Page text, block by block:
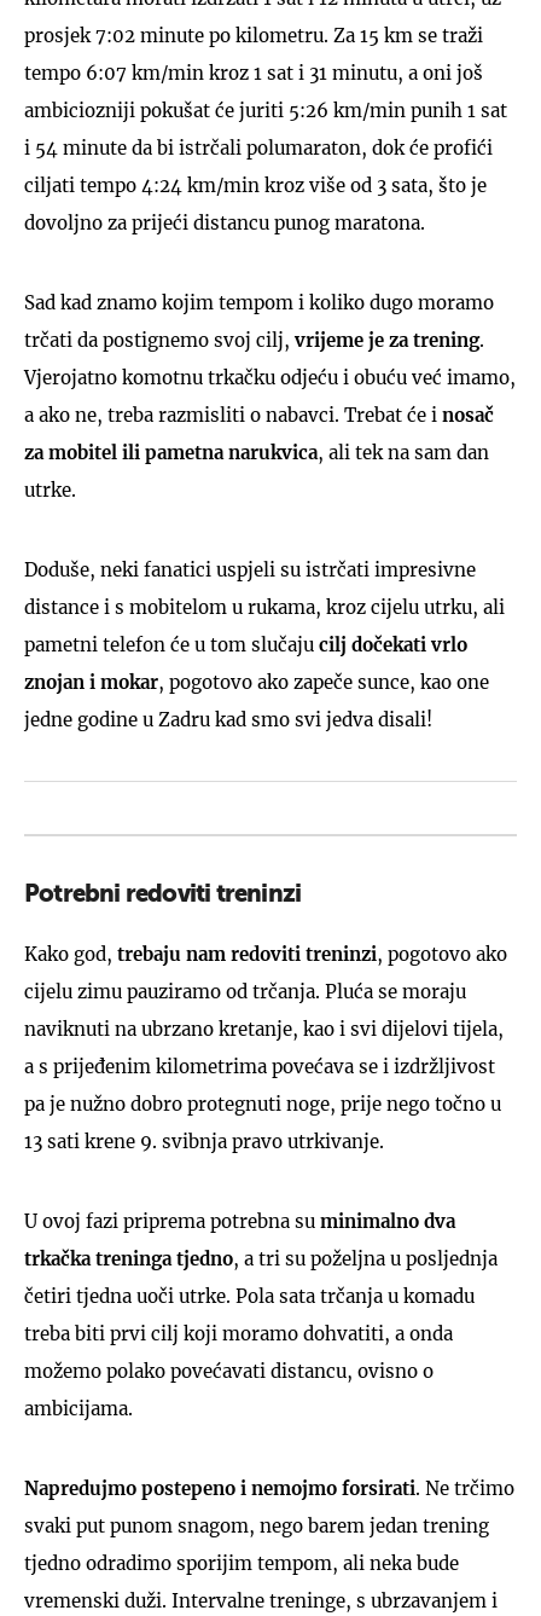
prosjek 7:02 minute po kilometru. Za 15 km se traži
tempo 6:07 km/min kroz 1 sat i 31 minutu, a oni još
ambiciozniji pokušat će juriti 5:26 km/min punih 1 sat
i 54 minute da bi istrčali polumaraton, dok će profići
ciljati tempo 4:24 km/min kroz više od 3 sata, što je
dovoljno za prijeći distancu punog maratona.
Sad kad znamo kojim tempom i koliko dugo moramo
trčati da postignemo svoj cilj,vrijeme je za trening.
Vjerojatno komotnu trkačku odjeću i obuću već imamo,
a ako ne, treba razmisliti o nabavci. Trebat će i nosač
za mobitel ili pametna narukvica, ali tek na sam dan
utrke.
Doduše, neki fanatici uspjeli su istrčati impresivne
distance i s mobitelom u rukama, kroz cijelu utrku, ali
pametni telefon će u tom slučaju cilj dočekati vrlo
znojan i mokar, pogotovo ako zapeče sunce, kao one
jedne godine u Zadru kad smo svi jedva disali!
Potrebni redoviti treninzi
Kako god, trebaju nam redoviti treninzi, pogotovo ako
cijelu zimu pauziramo od trčanja. Pluća se moraju
naviknuti na ubrzano kretanje, kao i svi dijelovi tijela,
a s prijeđenim kilometrima povećava se i izdržljivost
pa je nužno dobro protegnuti noge, prije nego točno u
13 sati krene 9. svibnja pravo utrkivanje.
U ovoj fazi priprema potrebna su minimalno dva
trkačka treninga tjedno, a tri su poželjna u posljednja
četiri tjedna uoči utrke. Pola sata trčanja u komadu
treba biti prvi cilj koji moramo dohvatiti, a onda
možemo polako povećavati distancu, ovisno o
ambicijama.
Napredujmo postepeno i nemojmo forsirati. Ne trčimo
svaki put punom snagom, nego barem jedan trening
tjedno odradimo sporijim tempom, ali neka bude
vremenski duži. Intervalne treninge, s ubrzavanjem i